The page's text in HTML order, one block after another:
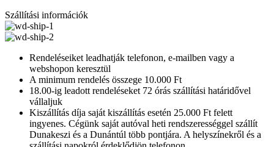
Szállítási információk
Rendeléseiket leadhatják telefonon, e-mailben vagy a
webshopon keresztül
A minimum rendelés összege 10.000 Ft
18.00-ig leadott rendeléseket 72 órás szállítási határidővel
vállaljuk
Kiszállítás díja saját kiszállítás esetén 25.000 Ft felett
ingyenes. Cégünk saját autóval heti rendszerességgel szállít
Dunakeszi és a Dunántúl több pontjára. A helyszínekről és a